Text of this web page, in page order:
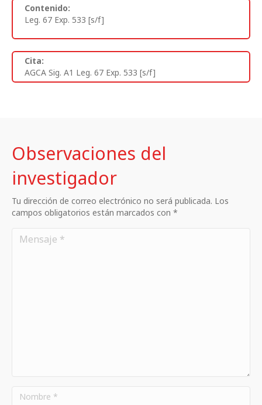
Contenido:
Leg. 67 Exp. 533 [s/f]
Cita:
AGCA Sig. A1 Leg. 67 Exp. 533 [s/f]
Observaciones del
investigador
Tu dirección de correo electrónico no será publicada. Los
campos obligatorios están marcados con *